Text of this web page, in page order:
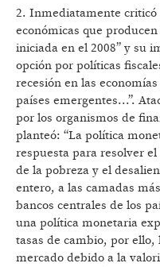
2. Inmediatamente criticó
económicas que
iniciada en el 2008” y su
opción por políticas
recesión en las
países emergentes...”.
por los organismos de
planteó: “La política
respuesta para resolver
de la pobreza y el
entero, a las camadas
bancos centrales de los
una política monetaria
tasas de cambio, por
mercado debido a la